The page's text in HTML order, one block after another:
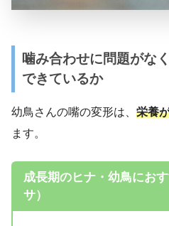
噛み合わせに問題がな
できているか
幼鳥さんの嘴の変形は、 栄養
ます。
成長期のヒナ・幼鳥にお
サ）